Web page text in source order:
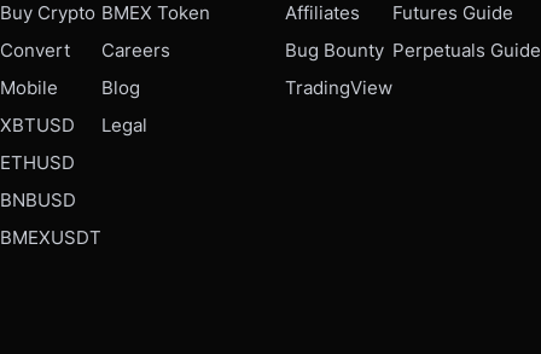
Buy Crypto
Convert
Mobile
XBTUSD
ETHUSD
BNBUSD
BMEXUSDT
BMEX Token
Careers
Blog
Legal
Affiliates
Bug Bounty
TradingView
Futures Guide
Perpetuals Guide